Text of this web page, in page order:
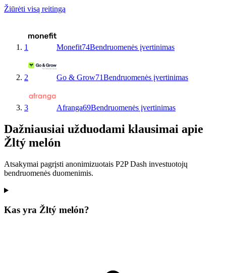
Žiūrėti visą reitingą
1 Monefit74Bendruomenės įvertinimas
2 Go & Grow71Bendruomenės įvertinimas
3 Afranga69Bendruomenės įvertinimas
Dažniausiai užduodami klausimai apie
Žltý melón
Atsakymai pagrįsti anonimizuotais P2P Dash investuotojų
bendruomenės duomenimis.
Kas yra Žltý melón?